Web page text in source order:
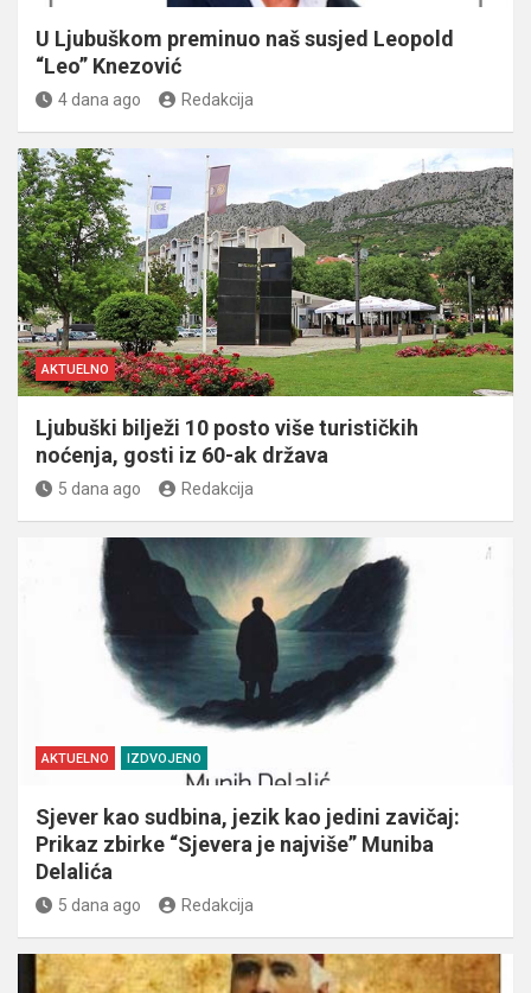
U Ljubuškom preminuo naš susjed Leopold
“Leo” Knezović
4 dana ago Redakcija
AKTUELNO
Ljubuški bilježi 10 posto više turističkih
noćenja, gosti iz 60-ak država
5 dana ago Redakcija
AKTUELNO IZDVOJENO
Sjever kao sudbina, jezik kao jedini zavičaj:
Prikaz zbirke “Sjevera je najviše” Muniba
Delalića
5 dana ago Redakcija